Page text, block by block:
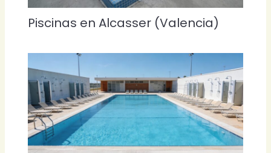
Piscinas en Alcasser (Valencia)